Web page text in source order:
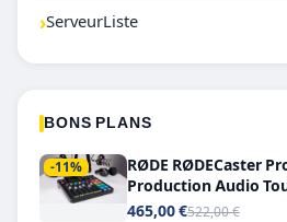
›ServeurListe
BONS PLANS
-11%
RØDE RØDECaster
Production Audio
Double USB-C
465,00 €522,00 €